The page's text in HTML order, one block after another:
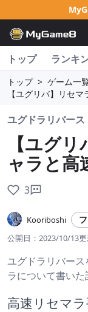
トップ ランキ
トップ > ゲーム一
【ユグリバ】リセ
ユグドラリバース
【ユグ
ャラと高
3
Kooriboshi
公開日： 2023/10/13更
ユグドラリバー
ラについて書いた
高速リセマ